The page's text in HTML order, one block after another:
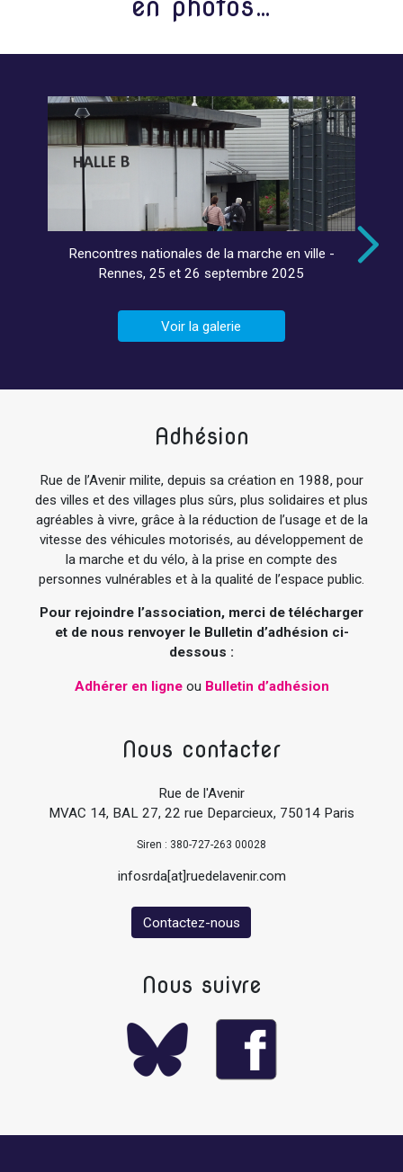
en photos…
Rencontres nationales de la marche en ville -
Rennes, 25 et 26 septembre 2025
Voir la galerie
Adhésion
Rue de l’Avenir milite, depuis sa création en 1988, pour
des villes et des villages plus sûrs, plus solidaires et plus
agréables à vivre, grâce à la réduction de l’usage et de la
vitesse des véhicules motorisés, au développement de
la marche et du vélo, à la prise en compte des
personnes vulnérables et à la qualité de l’espace public.
Pour rejoindre l’association, merci de télécharger
et de nous renvoyer le Bulletin d’adhésion ci-
dessous :
Adhérer en ligneou Bulletin d’adhésion
Nous contacter
Rue de l'Avenir
MVAC 14, BAL 27, 22 rue Deparcieux, 75014 Paris
Siren : 380-727-263 00028
infosrda[at]ruedelavenir.com
Contactez-nous
Nous suivre